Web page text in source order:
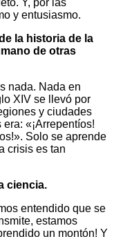
Y, por las
y entusiasmo.
la historia de la
de otras
nada. Nada en
XIV se llevó por
y ciudades
«¡Arrepentíos!
Solo se aprende
crisis es tan
ciencia.
entendido que se
estamos
un montón! Y